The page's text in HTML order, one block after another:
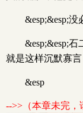
&esp;&esp;没
&esp;&esp;
就是这样沉默寡
&esp
-->>（本章未完，